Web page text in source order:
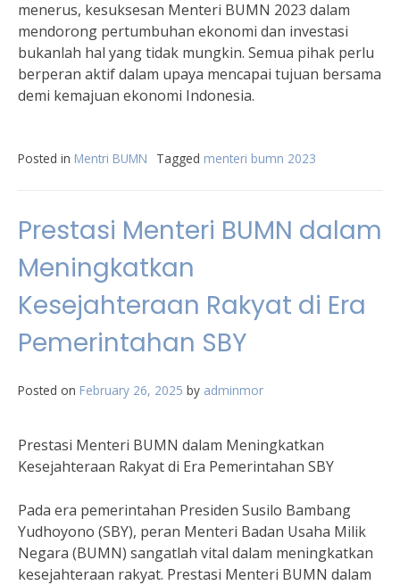
menerus, kesuksesan Menteri BUMN 2023 dalam
mendorong pertumbuhan ekonomi dan investasi
bukanlah hal yang tidak mungkin. Semua pihak perlu
berperan aktif dalam upaya mencapai tujuan bersama
demi kemajuan ekonomi Indonesia.
Posted in Mentri BUMN Tagged menteri bumn 2023
Prestasi Menteri BUMN dalam
Meningkatkan
Kesejahteraan Rakyat di Era
Pemerintahan SBY
Posted on February 26, 2025 by adminmor
Prestasi Menteri BUMN dalam Meningkatkan
Kesejahteraan Rakyat di Era Pemerintahan SBY
Pada era pemerintahan Presiden Susilo Bambang
Yudhoyono (SBY), peran Menteri Badan Usaha Milik
Negara (BUMN) sangatlah vital dalam meningkatkan
kesejahteraan rakyat. Prestasi Menteri BUMN dalam